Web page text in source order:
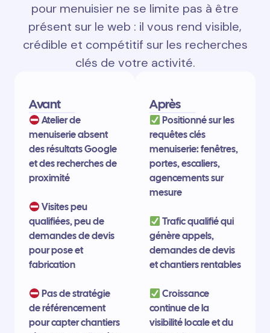
pour menuisier ne se limite pas à être
présent sur le web : il vous rend visible,
crédible et compétitif sur les recherches
clés de votre activité.
Avant
Atelier de
menuiserie absent
des résultats Google
et des recherches de
proximité
Visites peu
qualifiées, peu de
demandes de devis
pour pose et
fabrication
Pas de stratégie
de référencement
pour capter chantiers
Après
Positionné sur les
requêtes clés
menuiserie: fenêtres,
portes, escaliers,
agencements sur
mesure
Trafic qualifié qui
génère appels,
demandes de devis
et chantiers rentables
Croissance
continue de la
visibilité locale et du